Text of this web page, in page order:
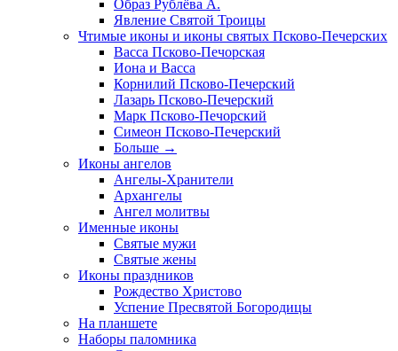
Образ Рублёва А.
Явление Святой Троицы
Чтимые иконы и иконы святых Псково-Печерских
Васса Псково-Печорская
Иона и Васса
Корнилий Псково-Печерский
Лазарь Псково-Печерский
Марк Псково-Печорский
Симеон Псково-Печерский
Больше →
Иконы ангелов
Ангелы-Хранители
Архангелы
Ангел молитвы
Именные иконы
Святые мужи
Святые жены
Иконы праздников
Рождество Христово
Успение Пресвятой Богородицы
На планшете
Наборы паломника